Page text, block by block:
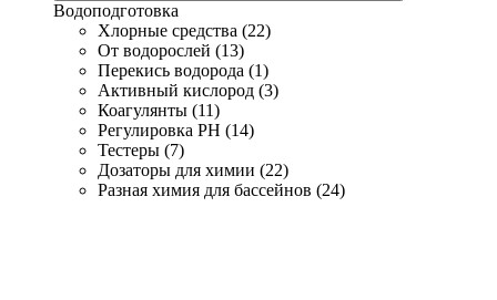
Водоподготовка
Хлорные средства (22)
От водорослей (13)
Перекись водорода (1)
Активный кислород (3)
Коагулянты (11)
Регулировка PH (14)
Тестеры (7)
Дозаторы для химии (22)
Разная химия для бассейнов (24)